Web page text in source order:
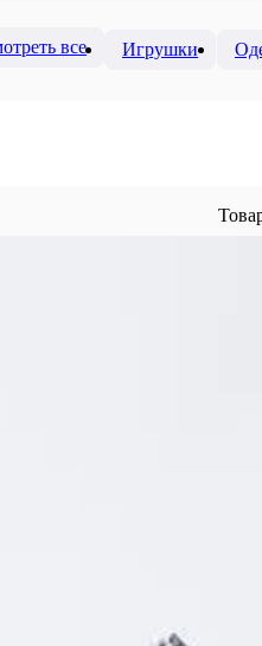
все Игрушки